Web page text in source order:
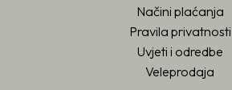
Načini plaćanja
Pravila privatnosti
Uvjeti i odredbe
Veleprodaja